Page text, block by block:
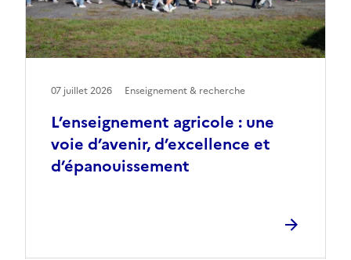
L’enseignement agricole : une
voie d’avenir, d’excellence et
d’épanouissement
07 juillet 2026 Enseignement & recherche